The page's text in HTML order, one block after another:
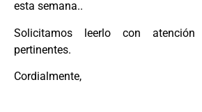
esta semana..
Solicitamos leerlo con
pertinentes.
Cordialmente,